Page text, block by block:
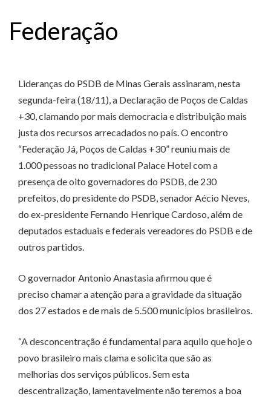
Federação
Lideranças do PSDB de Minas Gerais assinaram, nesta
segunda-feira (18/11), a Declaração de Poços de Caldas
+30, clamando por mais democracia e distribuição mais
justa dos recursos arrecadados no país. O encontro
“Federação Já, Poços de Caldas +30” reuniu mais de
1.000 pessoas no tradicional Palace Hotel com a
presença de oito governadores do PSDB, de 230
prefeitos, do presidente do PSDB, senador Aécio Neves,
do ex-presidente Fernando Henrique Cardoso, além de
deputados estaduais e federais vereadores do PSDB e de
outros partidos.
O governador Antonio Anastasia afirmou que é
preciso chamar a atenção para a gravidade da situação
dos 27 estados e de mais de 5.500 municípios brasileiros.
“A desconcentração é fundamental para aquilo que hoje o
povo brasileiro mais clama e solicita que são as
melhorias dos serviços públicos. Sem esta
descentralização, lamentavelmente não teremos a boa